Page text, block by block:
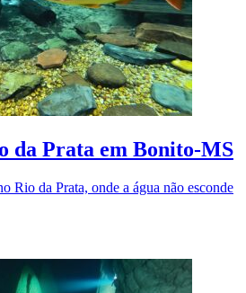
da Prata em Bonito-MS
Rio da Prata, onde a água não esconde